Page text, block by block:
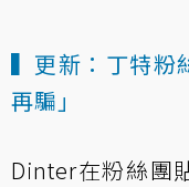
▍更新：丁特粉
再騙」
Dinter在粉絲團